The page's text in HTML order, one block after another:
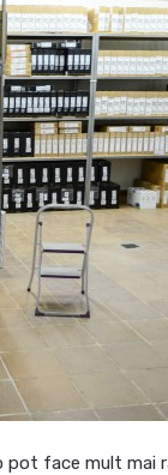
pot face mult mai